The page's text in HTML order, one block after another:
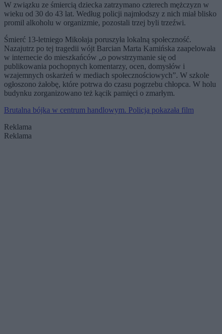
W związku ze śmiercią dziecka zatrzymano czterech mężczyzn w
wieku od 30 do 43 lat. Według policji najmłodszy z nich miał blisko
promil alkoholu w organizmie, pozostali trzej byli trzeźwi.
Śmierć 13-letniego Mikołaja poruszyła lokalną społeczność.
Nazajutrz po tej tragedii wójt Barcian Marta Kamińska zaapelowała
w internecie do mieszkańców „o powstrzymanie się od
publikowania pochopnych komentarzy, ocen, domysłów i
wzajemnych oskarżeń w mediach społecznościowych”. W szkole
ogłoszono żałobę, które potrwa do czasu pogrzebu chłopca. W holu
budynku zorganizowano też kącik pamięci o zmarłym.
Brutalna bójka w centrum handlowym. Policja pokazała film
Reklama
Reklama